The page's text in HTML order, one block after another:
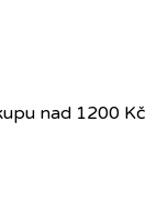
nad 1200 Kč